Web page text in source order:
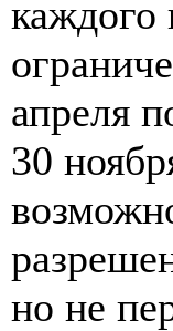
каждого
апреля
30
но не